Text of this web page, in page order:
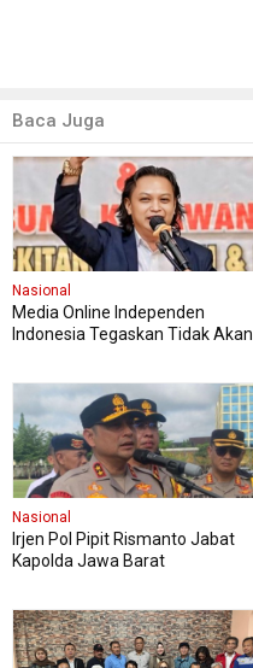
Baca Juga
Nasional
Media Online Independen
Indonesia Tegaskan Tidak Akan
Nasional
Irjen Pol Pipit Rismanto Jabat
Kapolda Jawa Barat